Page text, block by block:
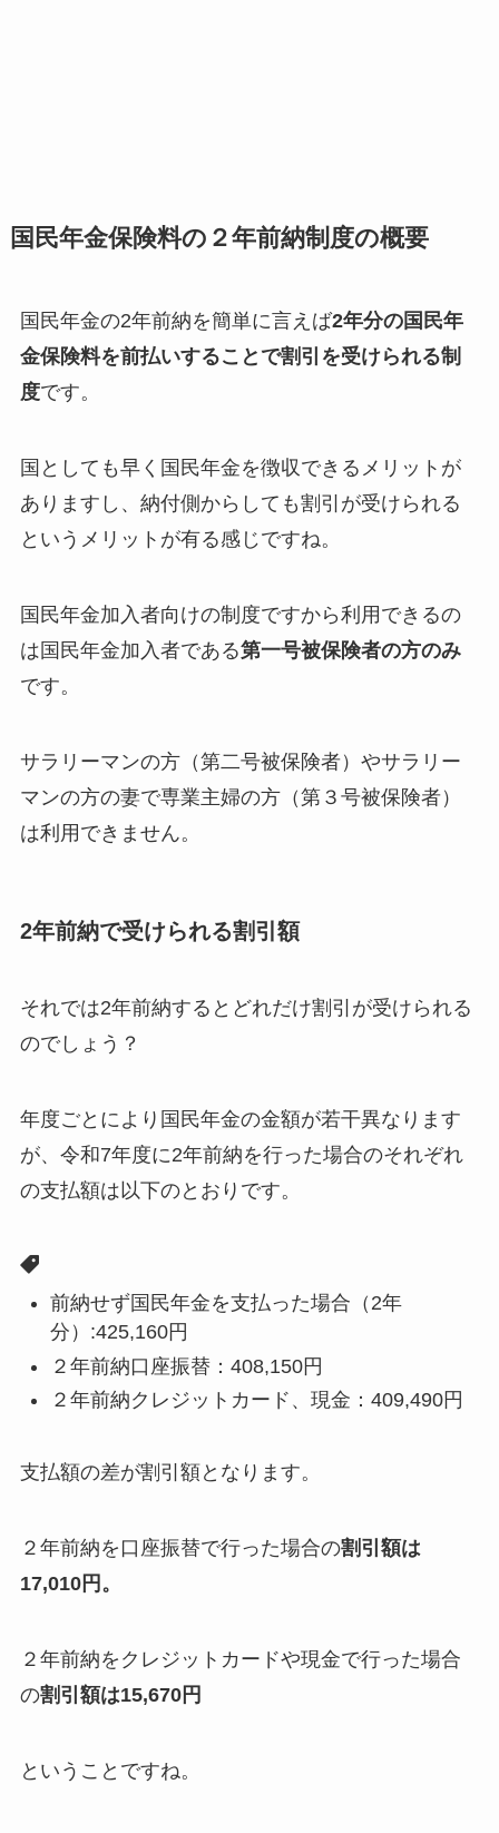
国民年金保険料の２年前納制度の概要
国民年金の2年前納を簡単に言えば2年分の国民年
金保険料を前払いすることで割引を受けられる制
度です。
国としても早く国民年金を徴収できるメリットが
ありますし、納付側からしても割引が受けられる
というメリットが有る感じですね。
国民年金加入者向けの制度ですから利用できるの
は国民年金加入者である第一号被保険者の方のみ
です。
サラリーマンの方（第二号被保険者）やサラリー
マンの方の妻で専業主婦の方（第３号被保険者）
は利用できません。
2年前納で受けられる割引額
それでは2年前納するとどれだけ割引が受けられる
のでしょう？
年度ごとにより国民年金の金額が若干異なります
が、令和7年度に2年前納を行った場合のそれぞれ
の支払額は以下のとおりです。
前納せず国民年金を支払った場合（2年
分）:425,160円
２年前納口座振替：408,150円
２年前納クレジットカード、現金：409,490円
支払額の差が割引額となります。
２年前納を口座振替で行った場合の割引額は
17,010円。
２年前納をクレジットカードや現金で行った場合
の割引額は15,670円
ということですね。